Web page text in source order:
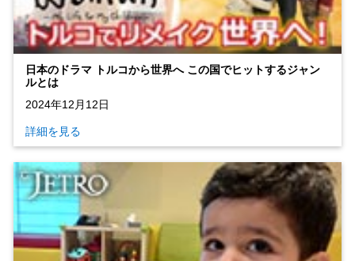
日本のドラマ トルコから世界へ この国でヒットするジャン
ルとは
2024年12月12日
詳細を見る